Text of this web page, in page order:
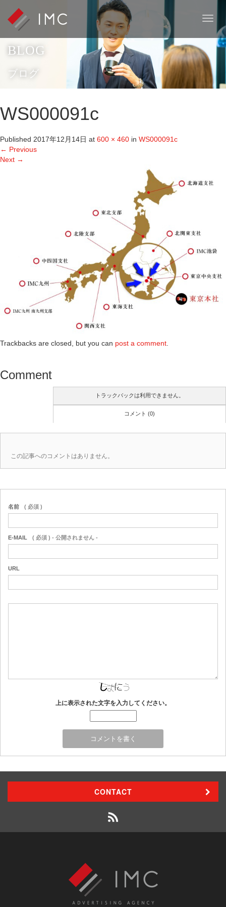
T
g
l
e
a
BLOG
ブログ
WS000091c
Published 2017年12月14日 at 600 × 460 in WS000091c
← Previous
Next →
Trackbacks are closed, but you can post a comment.
Comment
トラックバックは利用できません。
コメント (0)
この記事へのコメントはありません。
名前 ( 必須 )
E-MAIL ( 必須 ) - 公開されません -
URL
上に表示された文字を入力してください。
CONTACT